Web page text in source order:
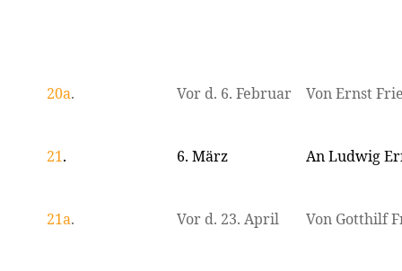
20a. Vor d. 6. Februar Von Ernst
21. 6. März An Ludwig
21a. Vor d. 23. April Von Gotthilf